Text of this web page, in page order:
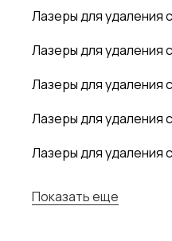
Лазеры для удаления
Лазеры для удаления
Лазеры для удаления
Лазеры для удаления
Лазеры для удаления
Показать еще